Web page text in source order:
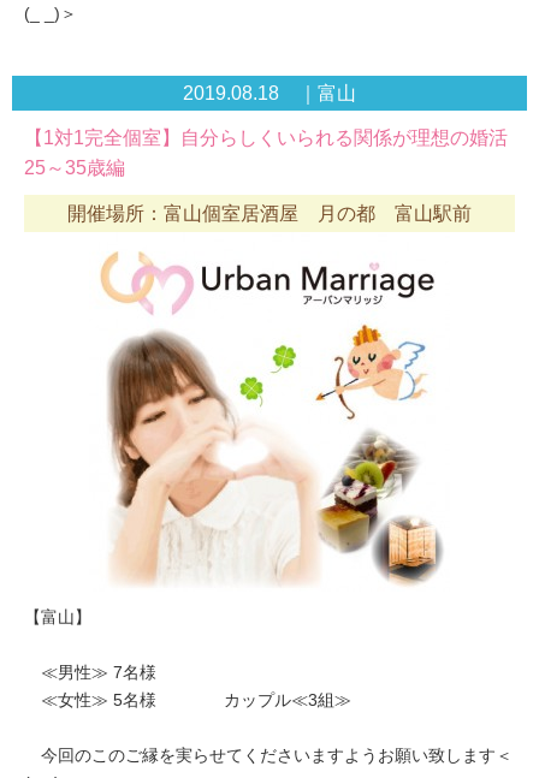
(_ _)＞
2019.08.18 ｜富山
【1対1完全個室】自分らしくいられる関係が理想の婚活
25～35歳編
開催場所：富山個室居酒屋 月の都 富山駅前
【富山】
≪男性≫ 7名様
≪女性≫ 5名様 カップル≪3組≫
今回のこのご縁を実らせてくださいますようお願い致します＜